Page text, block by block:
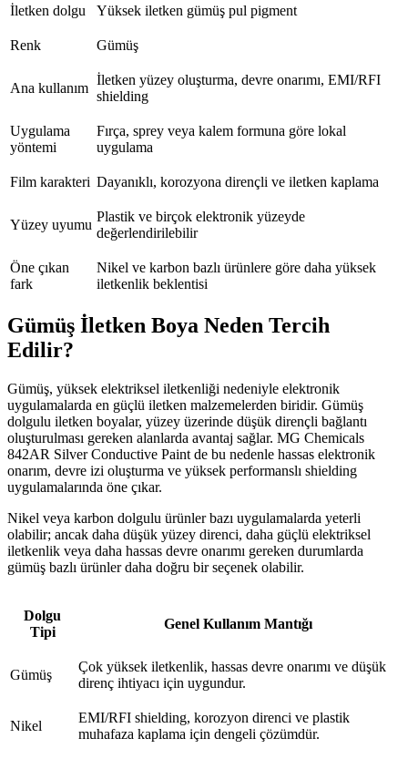
İletken dolgu Yüksek iletken gümüş pul pigment
Renk Gümüş
Ana kullanım
İletken yüzey oluşturma, devre onarımı, EMI/RFI
shielding
Uygulama
yöntemi
Fırça, sprey veya kalem formuna göre lokal
uygulama
Film karakteri Dayanıklı, korozyona dirençli ve iletken kaplama
Yüzey uyumu
Plastik ve birçok elektronik yüzeyde
değerlendirilebilir
Öne çıkan
fark
Nikel ve karbon bazlı ürünlere göre daha yüksek
iletkenlik beklentisi
Gümüş İletken Boya Neden Tercih
Edilir?
Gümüş, yüksek elektriksel iletkenliği nedeniyle elektronik
uygulamalarda en güçlü iletken malzemelerden biridir. Gümüş
dolgulu iletken boyalar, yüzey üzerinde düşük dirençli bağlantı
oluşturulması gereken alanlarda avantaj sağlar. MG Chemicals
842AR Silver Conductive Paint de bu nedenle hassas elektronik
onarım, devre izi oluşturma ve yüksek performanslı shielding
uygulamalarında öne çıkar.
Nikel veya karbon dolgulu ürünler bazı uygulamalarda yeterli
olabilir; ancak daha düşük yüzey direnci, daha güçlü elektriksel
iletkenlik veya daha hassas devre onarımı gereken durumlarda
gümüş bazlı ürünler daha doğru bir seçenek olabilir.
Dolgu
Tipi
Genel Kullanım Mantığı
Gümüş
Çok yüksek iletkenlik, hassas devre onarımı ve düşük
direnç ihtiyacı için uygundur.
Nikel
EMI/RFI shielding, korozyon direnci ve plastik
muhafaza kaplama için dengeli çözümdür.